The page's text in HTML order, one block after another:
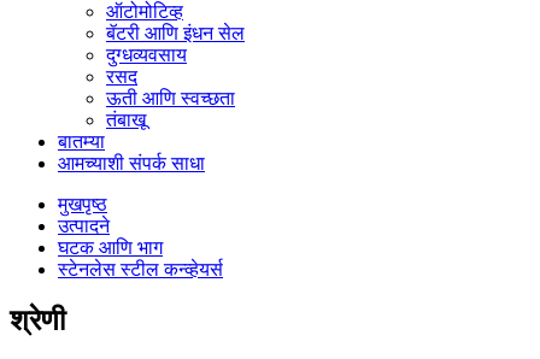
ऑटोमोटिव्ह
बॅटरी आणि इंधन सेल
दुग्धव्यवसाय
रसद
ऊती आणि स्वच्छता
तंबाखू
बातम्या
आमच्याशी संपर्क साधा
मुखपृष्ठ
उत्पादने
घटक आणि भाग
स्टेनलेस स्टील कन्व्हेयर्स
श्रेणी